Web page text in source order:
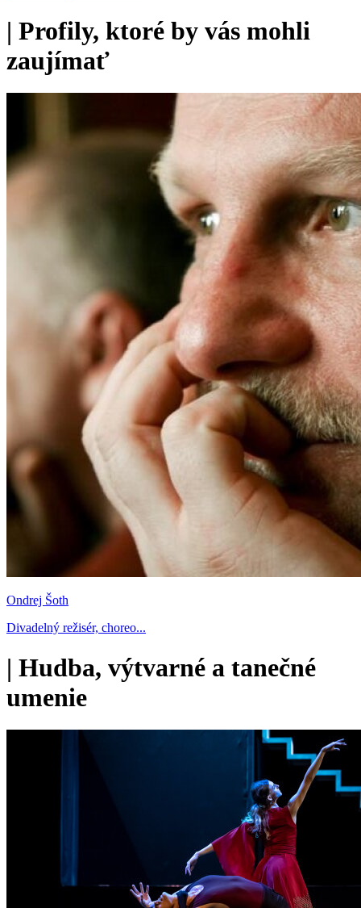
| Profily, ktoré by vás mohli
zaujímať
Ondrej Šoth
Divadelný režisér, choreo...
| Hudba, výtvarné a tanečné
umenie